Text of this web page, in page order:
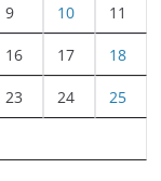
9 10 11
16 17 18
23 24 25